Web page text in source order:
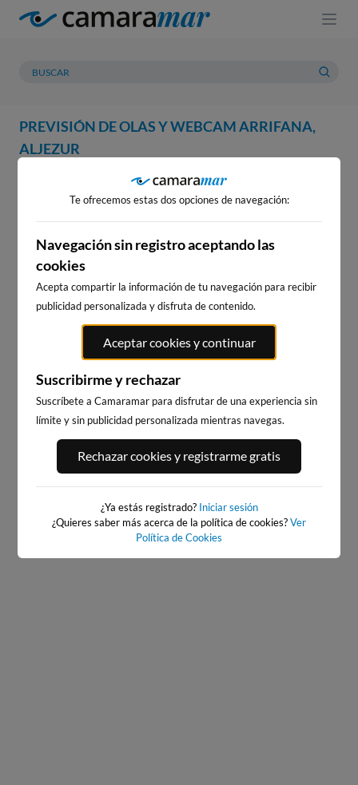
PREVISIÓN DE OLAS Y WEBCAM ARRIFANA,
ALJEZUR
PREVISIÓN METEOROLOGÍA
WEBCAM ARRIFANA, ALJEZUR
WEBCAMS CERCANAS
PLAYA DEL PALMAR, VEJER
DE LA FRONTERA
276km · Vejer de la Frontera
CHOPI
0.0 m CHOPI
Te ofrecemos estas dos opciones de navegación:
Navegación sin registro aceptando las
cookies
Acepta compartir la información de tu navegación para recibir
publicidad personalizada y disfruta de contenido.
Aceptar cookies y continuar
Suscribirme y rechazar
Suscríbete a Camaramar para disfrutar de una experiencia sin
límite y sin publicidad personalizada mientras navegas.
Rechazar cookies y registrarme gratis
¿Ya estás registrado? Iniciar sesión
¿Quieres saber más acerca de la política de cookies?Ver
Política de Cookies